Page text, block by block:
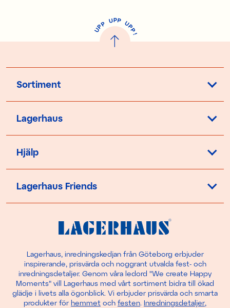
U
P
P UPP UP
P
!
Sortiment
Lagerhaus
Hjälp
Lagerhaus Friends
Lagerhaus, inredningskedjan från Göteborg erbjuder
inspirerande, prisvärda och noggrant utvalda fest- och
inredningsdetaljer. Genom våra ledord "We create Happy
Moments" vill Lagerhaus med vårt sortiment bidra till ökad
glädje i livets alla ögonblick. Vi erbjuder prisvärda och smarta
produkter för hemmet och festen. Inredningsdetaljer,